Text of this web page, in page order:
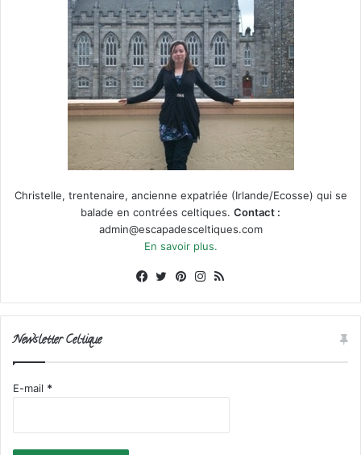
Christelle, trentenaire, ancienne expatriée (Irlande/Ecosse) qui se
balade en contrées celtiques. Contact :
admin@escapadesceltiques.com
En savoir plus.
Facebook
X PinterestInstagram
Newsletter Celtique
E-mail *